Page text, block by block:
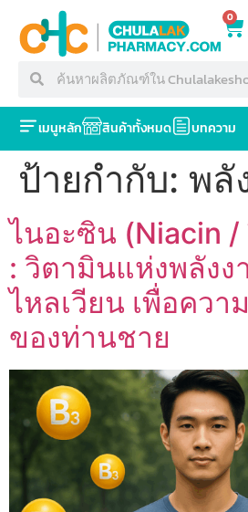
0
เมนูหลัก สินค้าทั้งหมด บทความ
ป้ายกำกับ: พลั
ไนอะซิน (Niacin
: วิตามินแห่งพลังง
ไหลเวียน เพื่อคว
ของท่านชาย